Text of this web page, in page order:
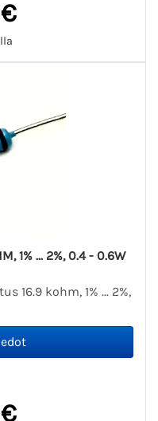
1% ... 2%, 0.4 - 0.6W
16.9 kohm, 1% ... 2%,